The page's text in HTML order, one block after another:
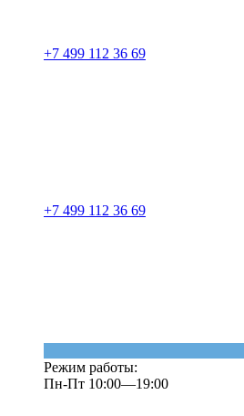
+7 499 112 36 69
+7 499 112 36 69
Режим работы:
Пн-Пт 10:00—19:00